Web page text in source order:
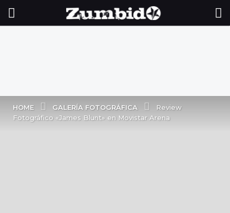
HOME GALERÍA FOTOGRÁFICA
Review
Fotográfico «James Blunt» en Movistar Arena